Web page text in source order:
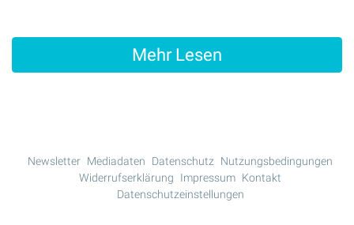
Mehr Lesen
Newsletter Mediadaten Datenschutz
Nutzungsbedingungen
Widerrufserklärung
Impressum Kontakt
Datenschutzeinstellungen